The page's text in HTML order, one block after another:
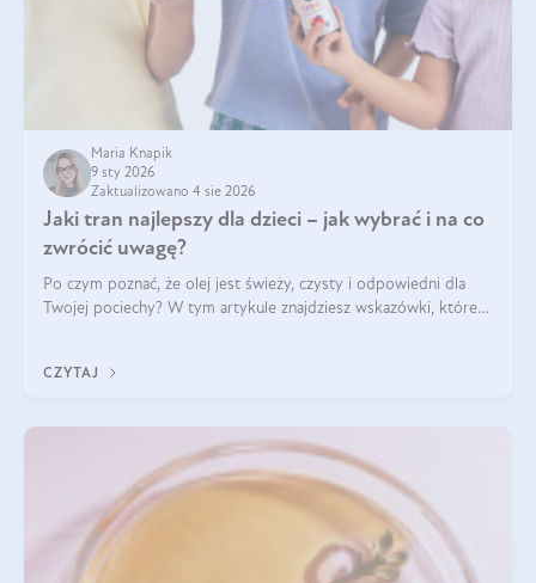
Maria Knapik
9 sty 2026
Zaktualizowano 4 sie 2026
Jaki tran najlepszy dla dzieci – jak wybrać i na co
zwrócić uwagę?
Po czym poznać, że olej jest świeży, czysty i odpowiedni dla
Twojej pociechy? W tym artykule znajdziesz wskazówki, które
CZYTAJ